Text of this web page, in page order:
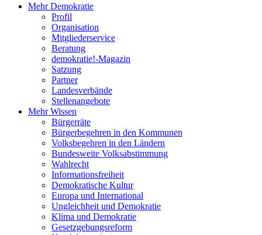
Mehr Demokratie
Profil
Organisation
Mitgliederservice
Beratung
demokratie!-Magazin
Satzung
Partner
Landesverbände
Stellenangebote
Mehr Wissen
Bürgerräte
Bürgerbegehren in den Kommunen
Volksbegehren in den Ländern
Bundesweite Volksabstimmung
Wahlrecht
Informationsfreiheit
Demokratische Kultur
Europa und International
Ungleichheit und Demokratie
Klima und Demokratie
Gesetzgebungsreform